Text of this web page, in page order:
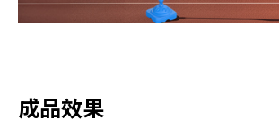
成品效果